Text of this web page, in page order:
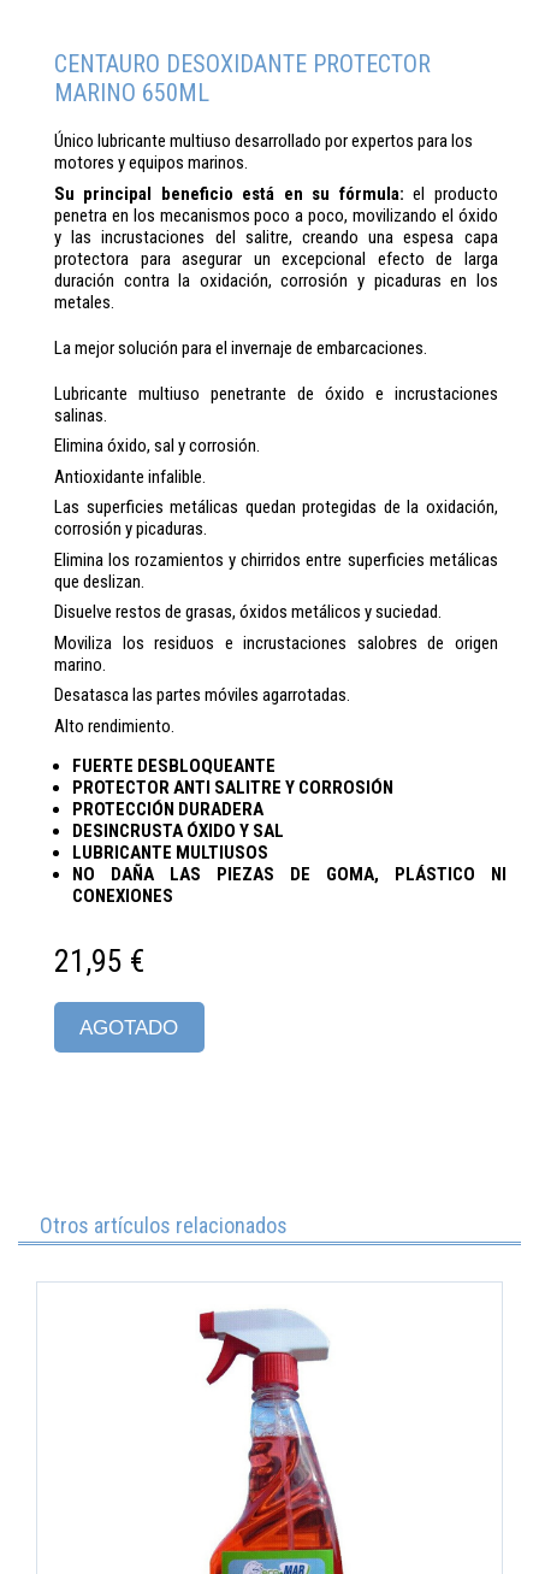
CENTAURO DESOXIDANTE PROTECTOR
MARINO 650ML
Único lubricante multiuso desarrollado por expertos para los
motores y equipos marinos.
Su principal beneficio está en su fórmula:el producto
penetra en los mecanismos poco a poco, movilizando el óxido
y las incrustaciones del salitre, creando una espesa capa
protectora para asegurar un excepcional efecto de larga
duración contra la oxidación, corrosión y picaduras en los
metales.
La mejor solución para el invernaje de embarcaciones.
Lubricante multiuso penetrante de óxido e incrustaciones
salinas.
Elimina óxido, sal y corrosión.
Antioxidante infalible.
Las superficies metálicas quedan protegidas de la oxidación,
corrosión y picaduras.
Elimina los rozamientos y chirridos entre superficies metálicas
que deslizan.
Disuelve restos de grasas, óxidos metálicos y suciedad.
Moviliza los residuos e incrustaciones salobres de origen
marino.
Desatasca las partes móviles agarrotadas.
Alto rendimiento.
FUERTE DESBLOQUEANTE
PROTECTOR ANTI SALITRE Y CORROSIÓN
PROTECCIÓN DURADERA
DESINCRUSTA ÓXIDO Y SAL
LUBRICANTE MULTIUSOS
NO DAÑA LAS PIEZAS DE GOMA, PLÁSTICO NI
CONEXIONES
21,95 €
AGOTADO
Otros artículos relacionados